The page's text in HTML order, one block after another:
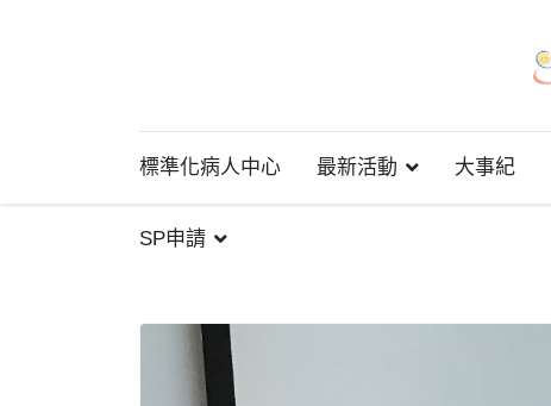
標準化病人中心 最新活動 大事紀
SP申請